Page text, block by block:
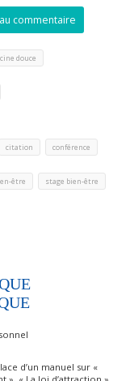
commentaire
douce
citation conférence
être stage bien-être
d’un manuel sur «